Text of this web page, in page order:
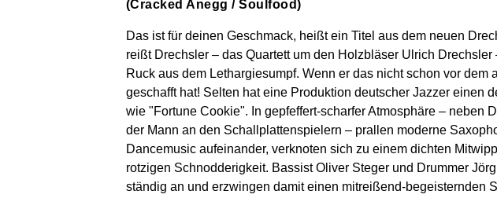
(Cracked Anegg / Soulfood)
Das ist für deinen Geschmack, heißt ein Titel aus dem neuen
reißt Drechsler – das Quartett um den Holzbläser Ulrich
Ruck aus dem Lethargiesumpf. Wenn er das nicht schon vor dem
geschafft hat! Selten hat eine Produktion deutscher Jazzer einen
wie "Fortune Cookie". In gepfeffert-scharfer Atmosphäre – neben
der Mann an den Schallplattenspielern – prallen moderne
Dancemusic aufeinander, verknoten sich zu einem dichten
rotzigen Schnodderigkeit. Bassist Oliver Steger und Drummer
ständig an und erzwingen damit einen mitreißend-begeisternden